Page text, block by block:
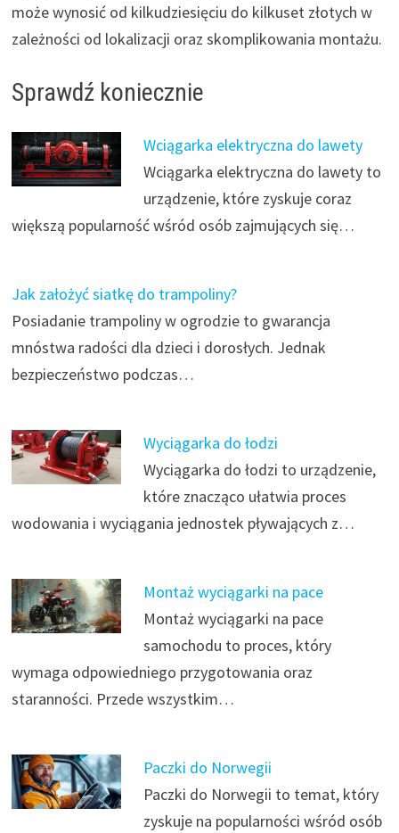
może wynosić od kilkudziesięciu do kilkuset złotych w
zależności od lokalizacji oraz skomplikowania montażu.
Sprawdź koniecznie
Wciągarka elektryczna do lawety
Wciągarka elektryczna do lawety to
urządzenie, które zyskuje coraz
większą popularność wśród osób zajmujących się…
Jak założyć siatkę do trampoliny?
Posiadanie trampoliny w ogrodzie to gwarancja
mnóstwa radości dla dzieci i dorosłych. Jednak
bezpieczeństwo podczas…
Wyciągarka do łodzi
Wyciągarka do łodzi to urządzenie,
które znacząco ułatwia proces
wodowania i wyciągania jednostek pływających z…
Montaż wyciągarki na pace
Montaż wyciągarki na pace
samochodu to proces, który
wymaga odpowiedniego przygotowania oraz
staranności. Przede wszystkim…
Paczki do Norwegii
Paczki do Norwegii to temat, który
zyskuje na popularności wśród osób